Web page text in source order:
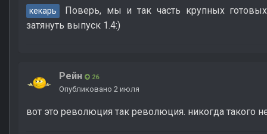
кекарь
Поверь, мы и так часть крупных
затянуть выпуск 1.4:)
Рейн 26
Опубликовано 2 июля
вот это революция так революция. никогда такого